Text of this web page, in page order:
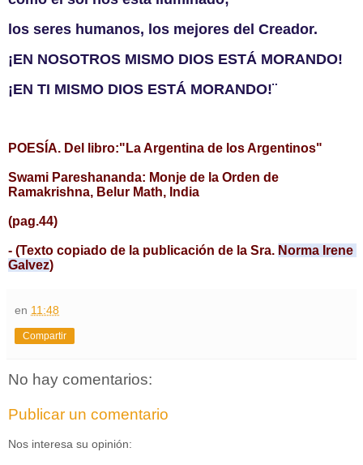
los seres humanos, los mejores del Creador.
¡EN NOSOTROS MISMO DIOS ESTÁ MORANDO!
¡EN TI MISMO DIOS ESTÁ MORANDO!¨
POESÍA. Del libro:"La Argentina de los Argentinos"
Swami Pareshananda: Monje de la Orden de
Ramakrishna, Belur Math, India
(pag.44)
- (Texto copiado de la publicación de la Sra. Norma Irene
Galvez)
en 11:48
Compartir
No hay comentarios:
Publicar un comentario
Nos interesa su opinión: